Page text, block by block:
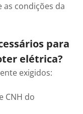
condições da
para
elétrica?
exigidos:
CNH do